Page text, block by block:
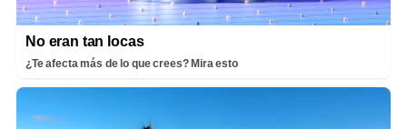
No eran tan locas
¿Te afecta más de lo que crees? Mira esto